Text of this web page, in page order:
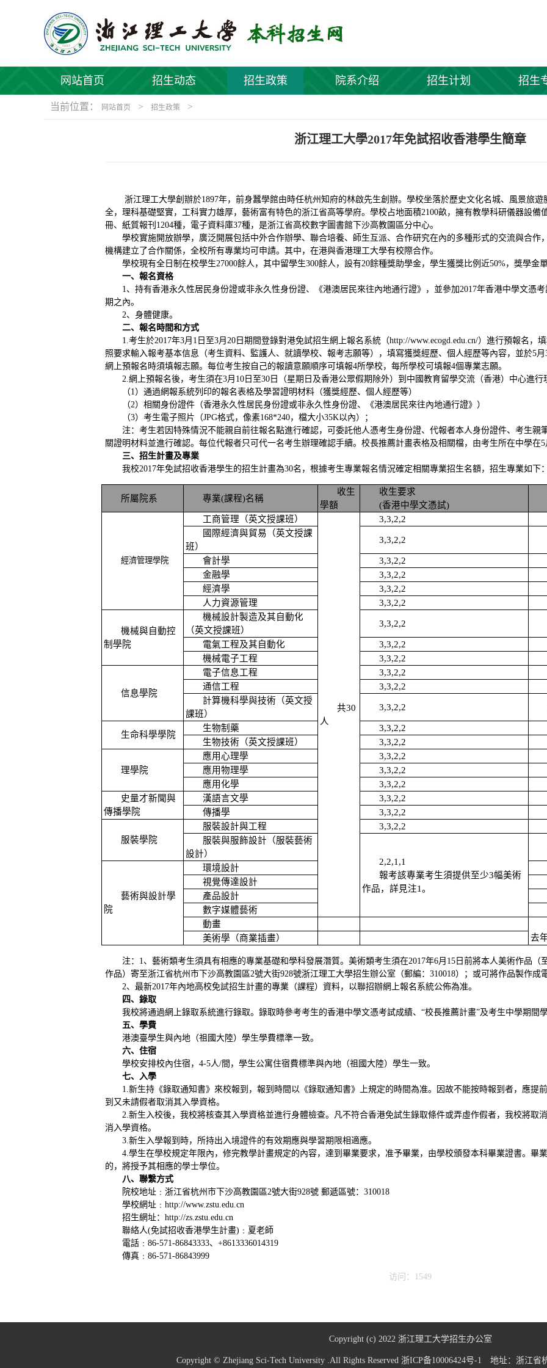
网站首页 招生动态 招生政策 院系介绍 招生计划 招生
当前位置： 网站首页 > 招生政策 >
浙江理工大學2017年免試招收香港學生簡章
浙江理工大學創辦於1897年，前身蠶學館由時任杭州知府的林啟先生創辦。學校坐落於歷史文化名城、風景旅
全，理科基礎堅實，工科實力雄厚，藝術富有特色的浙江省高等學府。學校占地面積2100畝，擁有教學科研儀器設備
冊、紙質報刊 1204種，電子資料庫37種，是浙江省高校數字圖書館下沙高教園區分中心。
學校實施開放辦學，廣泛開展包括中外合作辦學、聯合培養、師生互派、合作研究在內的多種形式的交流與合作
機構建立了合作關係，全校所有專業均可申請。其中，在港與香港理工大學有校際合作。
學校現有全日制在校學生27000餘人，其中留學生300餘人，設有20餘種獎助學金，學生獲獎比例近50%，獎學金
一、報名資格
1、持有香港永久性居民身份證或非永久性身份證、《港澳居民來往內地通行證》，並參加2017年香港中學文憑
期之內。
2、身體健康。
二、報名時間和方式
1.考生於2017年3月 1 日至3月 20 日 期間登錄對港免試招生網上報名系統（http://www.ecogd.edu.cn/）進行預報名，
照要求輸入報考基本信息 （考生資料、監護人、就讀學校、報考志願等），填寫獲獎經歷、個人經歷等內容，並於5月
網上預報名時須填報志願。每位考生按自己的報讀意願順序可填報4所學校，每所學校可填報4個專業志願。
2.網上預報名後，考生須在3月10 日至30 日 （星期日及香港公眾假期除外） 到中國教育留學交流（香港）中心進行
（1）通過網報系統列印的報名表格及學習證明材料（獲獎經歷、個人經歷等）
（2）相關身份證件（香港永久性居民身份證或非永久性身份證、《港澳居民來往內地通行證》）
（3）考生電子照片（JPG格式， 像素168*240， 檔大小35K以內）；
注：考生若因特殊情況不能親自前往報名點進行確認，可委託他人憑考生身份證、代報者本人身份證件、考生親
關證明材料並進行確認。每位代報者只可代一名考生辦理確認手續。校長推薦計畫表格及相關檔，由考生所在中學在5
三、招生計畫及專業
我校2017年免試招收香港學生的招生計畫為30名，根據考生專業報名情況確定相關專業招生名額，招生專業如下：
所屬院系 專業(課程)名稱
收生
學額
收生要求
(香港中學文憑試)
經濟管理學院
工商管理（英文授課班）
共30
人
3,3,2,2
國際經濟與貿易（英文授課
班）
3,3,2,2
會計學
3,3,2,2
金融學
3,3,2,2
經濟學
3,3,2,2
人力資源管理
3,3,2,2
機械與自動控
制學院
機械設計製造及其自動化
（英文授課班）
3,3,2,2
電氣工程及其自動化
3,3,2,2
機械電子工程
3,3,2,2
信息學院
電子信息工程
3,3,2,2
通信工程
3,3,2,2
計算機科學與技術（英文授
課班）
3,3,2,2
生命科學學院
生物制藥
3,3,2,2
生物技術（英文授課班）
3,3,2,2
理學院
應用心理學
3,3,2,2
應用物理學
3,3,2,2
應用化學
3,3,2,2
史量才新聞與
傳播學院
漢語言文學
3,3,2,2
傳播學
3,3,2,2
服裝學院
服裝設計與工程
3,3,2,2
服裝與服飾設計（服裝藝術
設計）
2,2,1,1
報考該專業考生須提供至少3幅美術
作品，詳見注1。
藝術與設計學
院
環境設計
視覺傳達設計
產品設計
數字媒體藝術
動畫
去
美術學（商業插畫）
注： 1、藝術類考生須具有相應的專業基礎和學科發展潛質。美術類考生須在2017年6月15日前將本人美術作品（
作品）寄至浙江省杭州市下沙高教園區2號大街928號浙江理工大學招生辦公室（郵編：310018）；或可將作品製作成電
2、最新2017年內地高校免試招生計畫的專業（課程）資料，以聯招辦網上報名系統公佈為准。
四、錄取
我校將通過網上錄取系統進行錄取。錄取時參考考生的香港中學文憑考試成績、 “校長推薦計畫”及考生中學期間
五、學費
港澳臺學生與內地（祖國大陸）學生學費標準一致。
六、住宿
學校安排校內住宿， 4-5人/間 ， 學生公寓住宿費標準與內地（祖國大陸）學生一致。
七、入學
1.新生持《錄取通知書》來校報到，報到時間以《錄取通知書》上規定的時間為准。因故不能按時報到者，應提
到又未請假者取消其入學資格。
2.新生入校後，我校將核查其入學資格並進行身體檢查。凡不符合香港免試生錄取條件或弄虛作假者，我校將取
消入學資格。
3.新生入學報到時，所持出入境證件的有效期應與學習期限相適應。
4.學生在學校規定年限內，修完教學計畫規定的內容，達到畢業要求，准予畢業，由學校頒發本科畢業證書。畢
的，將授予其相應的學士學位。
八、聯繫方式
院校地址﹕浙江省杭州市下沙高教園區2號大街928號 郵遞區號： 310018
學校網址﹕ http://www.zstu.edu.cn
招生網址： http://zs.zstu.edu.cn
聯絡人(免試招收香港學生計畫)﹕夏老師
電話﹕ 86-571-86843333、+8613336014319
傳真﹕ 86-571-86843999
访问：1549
Copyright (c) 2022 浙江理工大学招生办公室
Copyright © Zhejiang Sci-Tech University .All Rights Reserved 浙ICP备10006424号-1 地址：浙江省